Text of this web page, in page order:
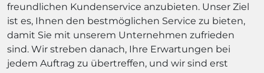
freundlichen Kundenservice anzubieten. Unser Ziel
ist es, Ihnen den bestmöglichen Service zu bieten,
damit Sie mit unserem Unternehmen zufrieden
sind. Wir streben danach, Ihre Erwartungen bei
jedem Auftrag zu übertreffen, und wir sind erst